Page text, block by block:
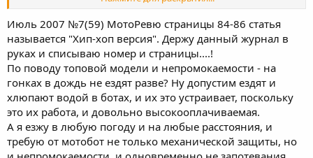
перфорации) и не жаловался на сверхпромокаемость ни разу. В
основном подтекает сверху - по штанам, если вовремя не
надеть дождевик Кстати, в 7' 07 Моторевю не нашел статью про
боты XPD - там только про кроссовки Puma ...
Июль 2007 №7(59) МотоРевю страницы 84-86 статья
называется "Хип-хоп версия". Держу данный журнал в
руках и списываю номер и страницы....!
По поводу топовой модели и непромокаемости - на
гонках в дождь не ездят разве? Ну допустим ездят и
хлюпают водой в ботах, и их это устраивает, поскольку
это их работа, и довольно высокооплачиваемая.
А я езжу в любую погоду и на любые расстояния, и
требую от мотобот не только механической защиты, но